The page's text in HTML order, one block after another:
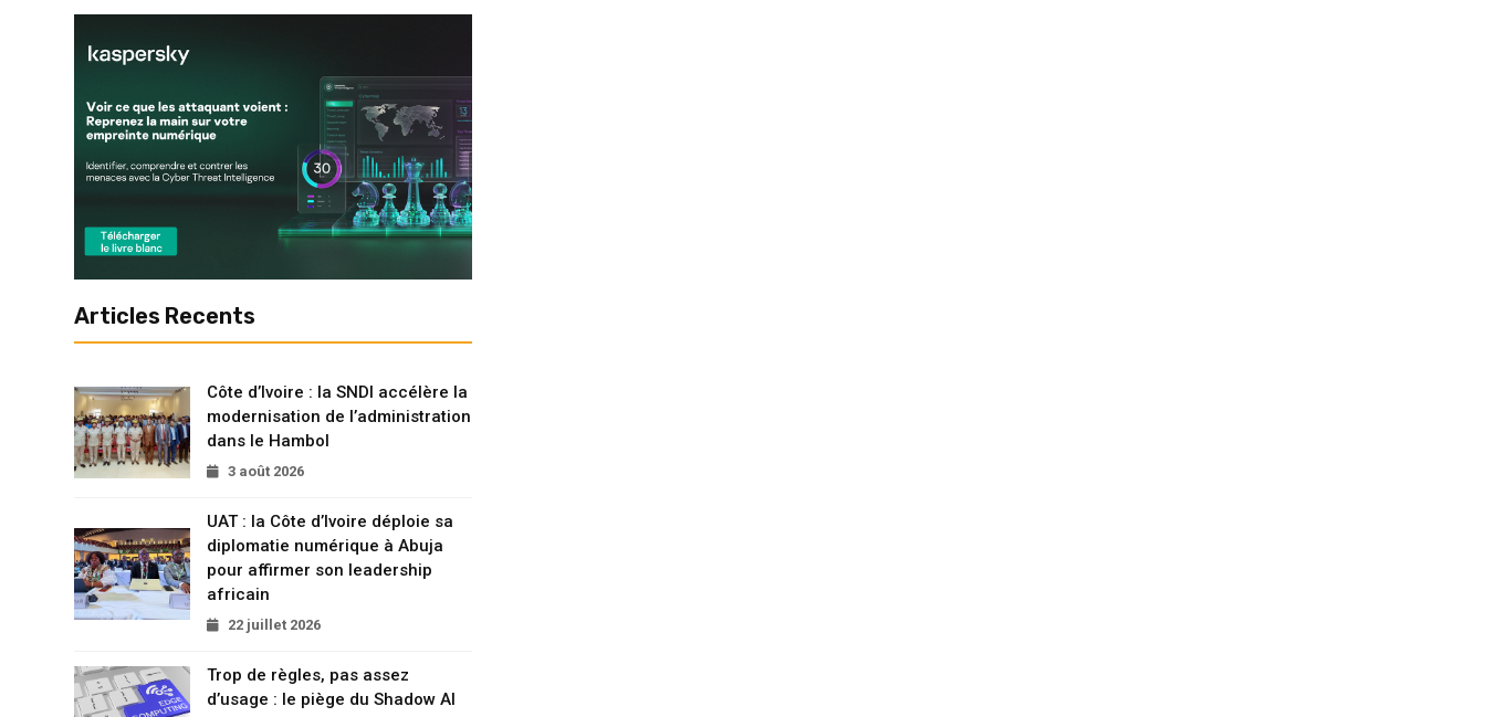
Articles Recents
Côte d’Ivoire : la SNDI accélère la
modernisation de l’administration
dans le Hambol
3 août 2026
UAT : la Côte d’Ivoire déploie sa
diplomatie numérique à Abuja
pour affirmer son leadership
africain
22 juillet 2026
Trop de règles, pas assez
d’usage : le piège du Shadow AI